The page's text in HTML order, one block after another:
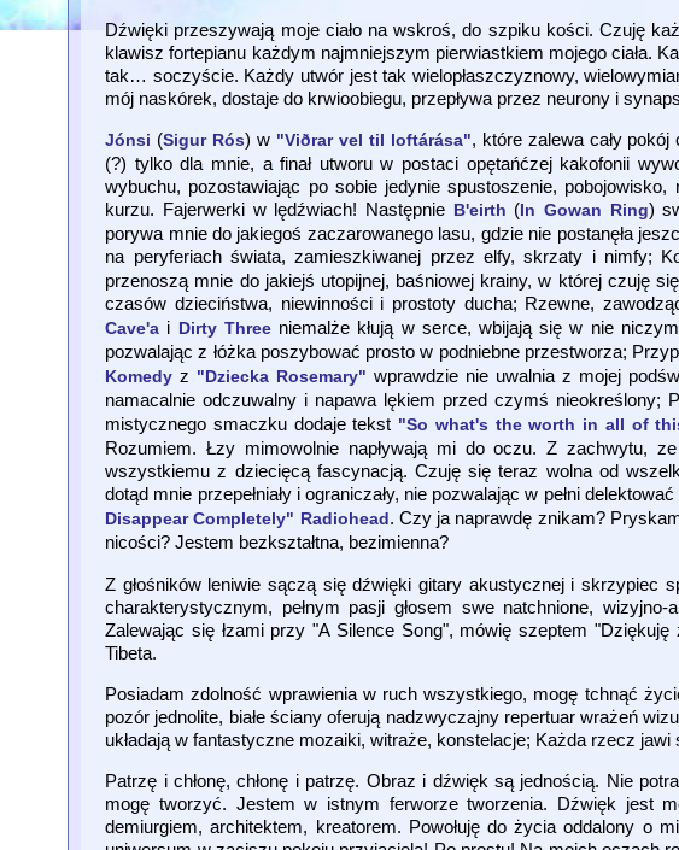
Dźwięki przeszywają moje ciało na wskroś, do szpiku kości. Czuję
klawisz fortepianu każdym najmniejszym pierwiastkiem mojego ciała.
tak… soczyście. Każdy utwór jest tak wielopłaszczyznowy,
mój naskórek, dostaje do krwioobiegu, przepływa przez neurony i
Jónsi (Sigur Rós) w "Viðrar vel til loftárása", które zalewa cały
(?) tylko dla mnie, a finał utworu w postaci opętańćzej kakofonii
wybuchu, pozostawiając po sobie jedynie spustoszenie,
kurzu. Fajerwerki w lędźwiach! Następnie B'eirth (In Gowan Ring)
porywa mnie do jakiegoś zaczarowanego lasu, gdzie nie postanęła
na peryferiach świata, zamieszkiwanej przez elfy, skrzaty i nimfy;
przenoszą mnie do jakiejś utopijnej, baśniowej krainy, w której czuję
czasów dzieciństwa, niewinności i prostoty ducha; Rzewne,
Cave'a i Dirty Threeniemalże kłują w serce, wbijają się w nie
pozwalając z łóżka poszybować prosto w podniebne przestworza;
Komedy z "Dziecka Rosemary" wprawdzie nie uwalnia z mojej
namacalnie odczuwalny i napawa lękiem przed czymś nieokreślony;
mistycznego smaczku dodaje tekst "So what's the worth in all of
Rozumiem. Łzy mimowolnie napływają mi do oczu. Z zachwytu,
wszystkiemu z dziecięcą fascynacją. Czuję się teraz wolna od
dotąd mnie przepełniały i ograniczały, nie pozwalając w pełni
Disappear Completely" Radiohead. Czy ja naprawdę znikam?
nicości? Jestem bezkształtna, bezimienna?
Z głośników leniwie sączą się dźwięki gitary akustycznej i skrzypiec
charakterystycznym, pełnym pasji głosem swe natchnione,
Zalewając się łzami przy "A Silence Song", mówię szeptem
Tibeta.
Posiadam zdolność wprawienia w ruch wszystkiego, mogę tchnąć
pozór jednolite, białe ściany oferują nadzwyczajny repertuar wrażeń
układają w fantastyczne mozaiki, witraże, konstelacje; Każda rzecz
Patrzę i chłonę, chłonę i patrzę. Obraz i dźwięk są jednością. Nie
mogę tworzyć. Jestem w istnym ferworze tworzenia. Dźwięk jest
demiurgiem, architektem, kreatorem. Powołuję do życia oddalony o